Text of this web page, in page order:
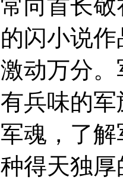
向首长敬
小说作
激动万分
兵味的
魂，了
得天独